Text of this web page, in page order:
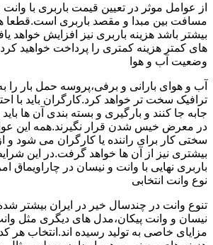
از عوامل موثر در تعیین قیمت باربری با
مسافت بین مبدا و مقصد باربری است.قطعا
بیشتر باشد هزینه باربری نیز افزایش
های کمتر هزینه کمتری را پرداخت خواهید
وضعیت آب و هوا
آب و هوای بارانی و برفی،پروسه حمل بار را
ترافیک سخت تر خواهد کرد.کارگران باید با
جابه جا کنند و بارگیری و بسته بندی آن ها
در معرض خیس شدن قرار نگیرند.همه این
سختی کار برای راننده یا کارگران می شود
بیشتری نیز از آن ها خواهد گرفت.در این
باربری نهایی با وانت و نیسان در
نوع وانت انتخابی
تنوع وانت در چندسال خیر در ایران بیشتر
نیسان و وانت پیکان،مدل های دیگری مثل
مزایای خاصی به تولید رسیده اند.انتخاب هر